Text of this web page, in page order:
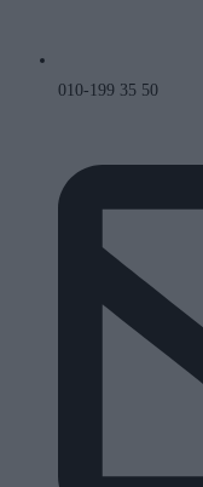
010-199 35 50